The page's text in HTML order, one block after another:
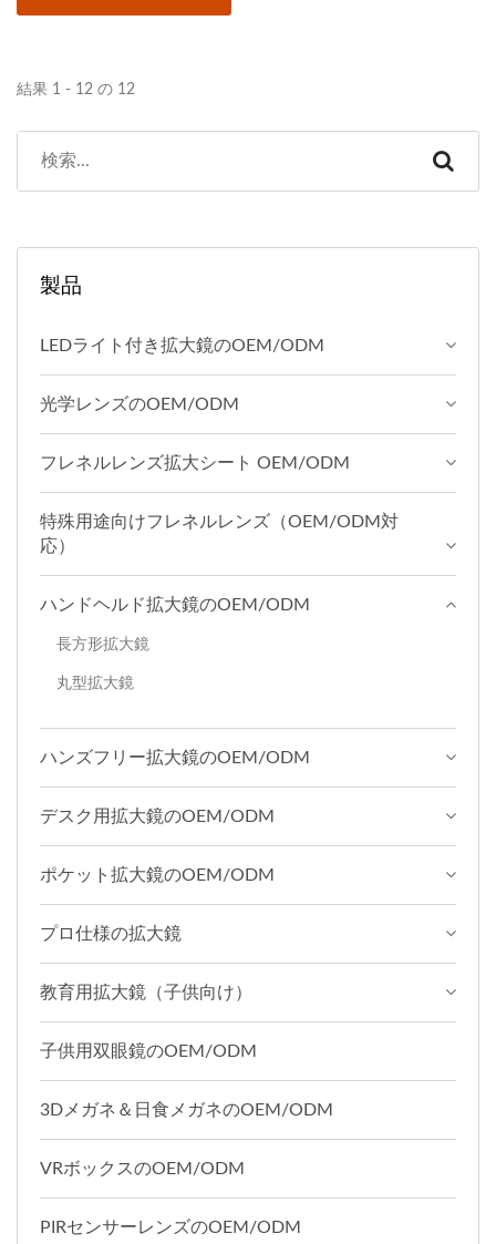
シックな拡大鏡、2...
結果 1 - 12 の 12
製品
LEDライト付き拡大鏡のOEM/ODM
光学レンズのOEM/ODM
フレネルレンズ拡大シート OEM/ODM
特殊用途向けフレネルレンズ（OEM/ODM対
応）
ハンドヘルド拡大鏡のOEM/ODM
長方形拡大鏡
丸型拡大鏡
ハンズフリー拡大鏡のOEM/ODM
デスク用拡大鏡のOEM/ODM
ポケット拡大鏡のOEM/ODM
プロ仕様の拡大鏡
教育用拡大鏡（子供向け）
子供用双眼鏡のOEM/ODM
3Dメガネ＆日食メガネのOEM/ODM
VRボックスのOEM/ODM
PIRセンサーレンズのOEM/ODM